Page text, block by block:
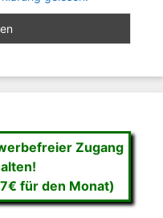
Zugang
für den Monat)